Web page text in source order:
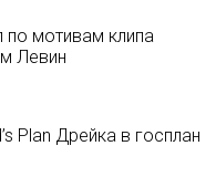
по мотивам клипа
Левин
Plan Дрейка в госплан